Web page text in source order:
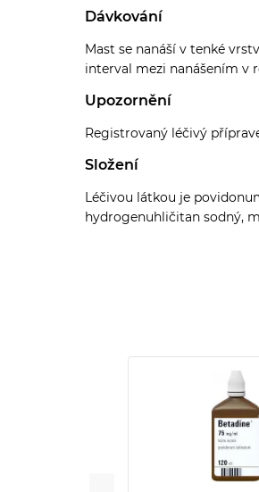
Dávkování
Mast se nanáší v tenké
interval mezi nanášením v
Upozornění
Registrovaný léčivý
Složení
Léčivou látkou je
hydrogenuhličitan sodný,